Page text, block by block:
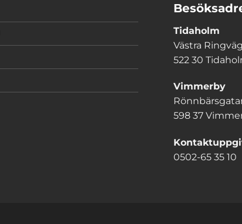
Tidaholm
Västra
522 30
Vimmerby
598 37
0502-65 35 10